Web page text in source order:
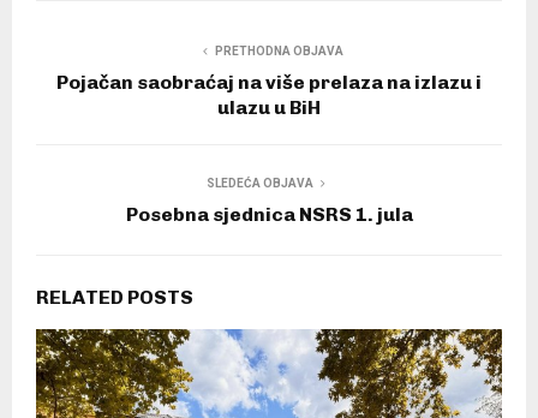
PRETHODNA OBJAVA
Pojačan saobraćaj na više prelaza na izlazu i
ulazu u BiH
SLEDEĆA OBJAVA
Posebna sjednica NSRS 1. jula
RELATED POSTS